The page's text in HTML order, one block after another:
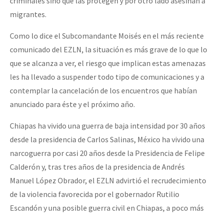
migrantes.
Como lo dice el Subcomandante Moisés en el más reciente
comunicado del EZLN, la situación es más grave de lo que lo
que se alcanza a ver, el riesgo que implican estas amenazas
les ha llevado a suspender todo tipo de comunicaciones y a
contemplar la cancelación de los encuentros que habían
anunciado para éste y el próximo año.
Chiapas ha vivido una guerra de baja intensidad por 30 años
desde la presidencia de Carlos Salinas, México ha vivido una
narcoguerra por casi 20 años desde la Presidencia de Felipe
Calderón y, tras tres años de la presidencia de Andrés
Manuel López Obrador, el EZLN advirtió el recrudecimiento
de la violencia favorecida por el gobernador Rutilio
Escandón y una posible guerra civil en Chiapas, a poco más